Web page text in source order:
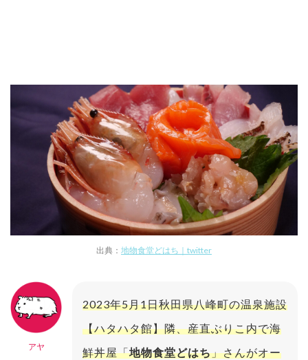
出典： 地物食堂どはち｜twitter
アヤ
2023年5月1日秋田県八峰町の温泉施設
【ハタハタ館】隣、産直ぶりこ内で海
鮮丼屋「地物食堂どはち」さんがオー